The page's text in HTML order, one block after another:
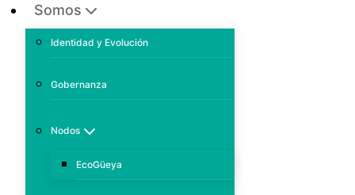
Somos
Identidad y Evolución
Gobernanza
Nodos
EcoGüeya